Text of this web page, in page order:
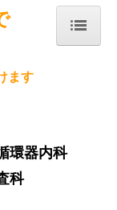
ます
環器内科
科